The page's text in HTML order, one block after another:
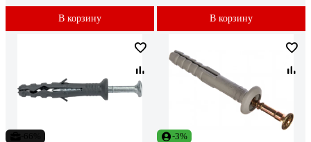
В корзину В корзину
-3%